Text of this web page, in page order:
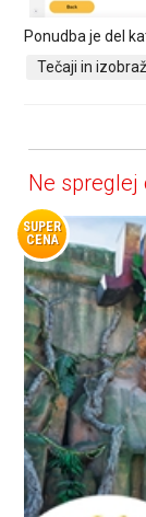
Ponudba je del
Tečaji in
Ne spreglej
SUPER
CENA